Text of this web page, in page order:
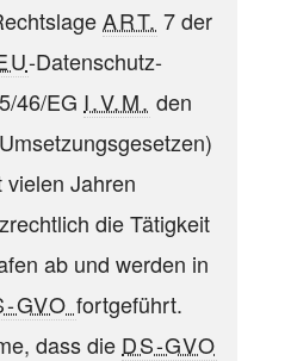
ART. 7 der
-Datenschutz-
46/EG I.V.M. den
Jahren
die Tätigkeit
ab und werden in
GVO fortgeführt.
dass die DS-GVO